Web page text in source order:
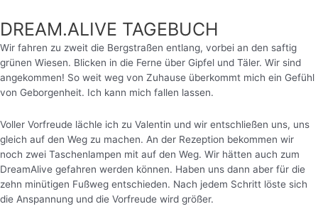
DREAM.ALIVE TAGEBUCH
Wir fahren zu zweit die Bergstraßen entlang, vorbei an den saftig
grünen Wiesen. Blicken in die Ferne über Gipfel und Täler. Wir sind
angekommen! So weit weg von Zuhause überkommt mich ein Gefühl
von Geborgenheit. Ich kann mich fallen lassen.
Voller Vorfreude lächle ich zu Valentin und wir entschließen uns, uns
gleich auf den Weg zu machen. An der Rezeption bekommen wir
noch zwei Taschenlampen mit auf den Weg. Wir hätten auch zum
DreamAlive gefahren werden können. Haben uns dann aber für die
zehn minütigen Fußweg entschieden. Nach jedem Schritt löste sich
die Anspannung und die Vorfreude wird größer.